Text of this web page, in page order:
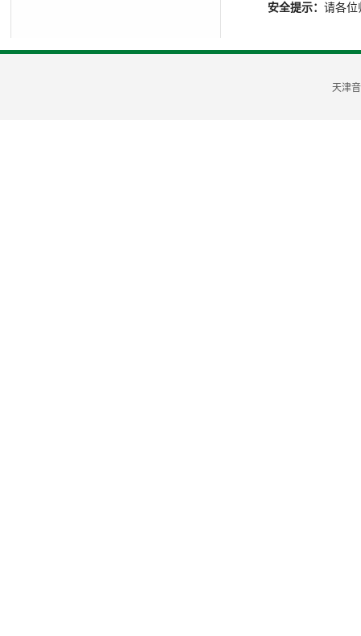
安全提示：请各位
天津